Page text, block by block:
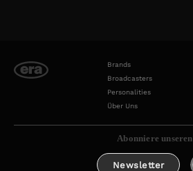
Brands
Broadcasters
Personalities
Über Uns
Abonniere unseren
Newsletter